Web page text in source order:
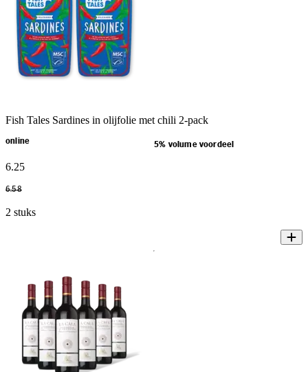
Fish Tales Sardines in olijfolie met chili 2-pack
online 5% volume voordeel
6.25
6.58
2 stuks